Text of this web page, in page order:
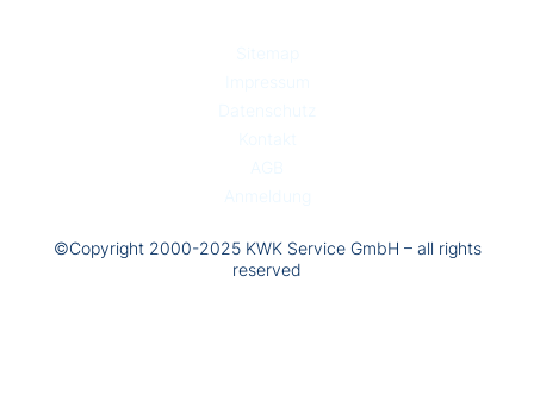
©Copyright 2000-2025 KWK Service GmbH – all rights
reserved